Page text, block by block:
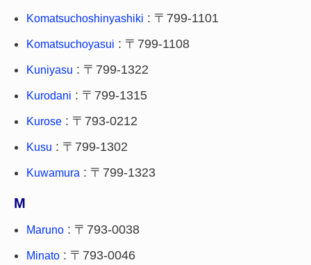
Komatsuchoshinyashiki : 〒799-1101
Komatsuchoyasui : 〒799-1108
Kuniyasu : 〒799-1322
Kurodani : 〒799-1315
Kurose : 〒793-0212
Kusu : 〒799-1302
Kuwamura : 〒799-1323
M
Maruno : 〒793-0038
Minato : 〒793-0046